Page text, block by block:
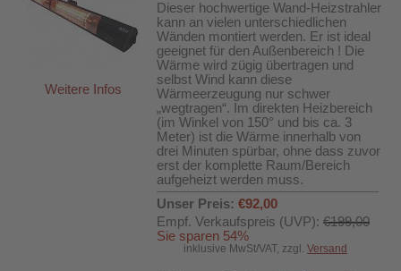
Weitere Infos
Dieser hochwertige Wand-Heizstrahler
kann an vielen unterschiedlichen
Wänden montiert werden. Er ist ideal
geeignet für den Außenbereich ! Die
Wärme wird zügig übertragen und
selbst Wind kann diese
Wärmeerzeugung nur schwer
„wegtragen“. Im direkten Heizbereich
(im Winkel von 150° und bis ca. 3
Meter) ist die Wärme innerhalb von
drei Minuten spürbar, ohne dass zuvor
erst der komplette Raum/Bereich
aufgeheizt werden muss.
Unser Preis: €92,00
Empf. Verkaufspreis (UVP): €199,00
Sie sparen 54%
inklusive MwSt/VAT, zzgl. Versand